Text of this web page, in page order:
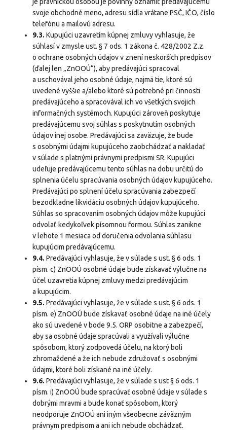
svoje obchodné meno, adresu sídla vrátane PSČ, IČO, číslo
telefónu a mailovú adresu.
9.3. Kupujúci uzavretím kúpnej zmluvy vyhlasuje, že
súhlasí v zmysle ust. § 7 ods. 1 zákona č. 428/2002 Z.z.
o ochrane osobných údajov v znení neskorších predpisov
(ďalej len „ZnOOÚ“), aby predávajúci spracoval
a uschovával jeho osobné údaje, najmä tie, ktoré sú
uvedené vyššie a/alebo ktoré sú potrebné pri činnosti
predávajúceho a spracovával ich vo všetkých svojich
informačných systémoch. Kupujúci zároveň poskytuje
predávajúcemu svoj súhlas s poskytnutím osobných
údajov inej osobe. Predávajúci sa zaväzuje, že bude
s osobnými údajmi kupujúceho zaobchádzať a nakladať
v súlade s platnými právnymi predpismi SR. Kupujúci
udeľuje predávajúcemu tento súhlas na dobu určitú do
splnenia účelu spracúvania osobných údajov kupujúceho.
Predávajúci po splnení účelu spracúvania zabezpečí
bezodkladne likvidáciu osobných údajov kupujúceho.
Súhlas so spracovaním osobných údajov môže kupujúci
odvolať kedykoľvek písomnou formou. Súhlas zanikne
v lehote 1 mesiaca od doručenia odvolania súhlasu
kupujúcim predávajúcemu.
9.4. Predávajúci vyhlasuje, že v súlade s ust. § 6 ods. 1
písm. c) ZnOOÚ osobné údaje bude získavať výlučne na
účel uzavretia kúpnej zmluvy medzi predávajúcim
a kupujúcim.
9.5. Predávajúci vyhlasuje, že v súlade s ust. § 6 ods. 1
písm. e) ZnOOÚ bude získavať osobné údaje na iné účely
ako sú uvedené v bode 9.5. ORP osobitne a zabezpečí,
aby sa osobné údaje spracúvali a využívali výlučne
spôsobom, ktorý zodpovedá účelu, na ktorý boli
zhromaždené a že ich nebude združovať s osobnými
údajmi, ktoré boli získané na iné účely.
9.6. Predávajúci vyhlasuje, že v súlade s ust § 6 ods. 1
písm. i) ZnOOÚ bude spracúvať osobné údaje v súlade s
dobrými mravmi a bude konať spôsobom, ktorý
neodporuje ZnOOÚ ani iným všeobecne záväzným
právnym predpisom a ani ich nebude obchádzať.